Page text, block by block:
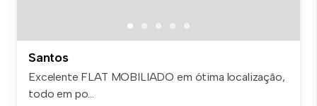
Santos
Excelente FLAT MOBILIADO em ótima localização,
todo em po...